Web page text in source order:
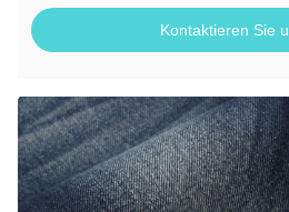
Kontaktieren Sie